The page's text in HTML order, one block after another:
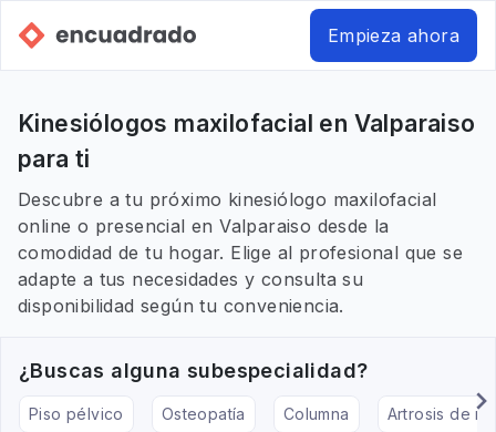
Empieza ahora
Kinesiólogos maxilofacial en Valparaiso
para ti
Descubre a tu próximo kinesiólogo maxilofacial
online o presencial en Valparaiso desde la
comodidad de tu hogar. Elige al profesional que se
adapte a tus necesidades y consulta su
disponibilidad según tu conveniencia.
¿Buscas alguna subespecialidad?
Piso pélvico Osteopatía Columna Artrosis de